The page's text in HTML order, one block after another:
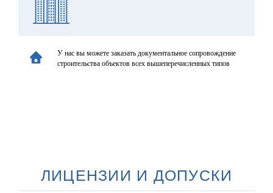
У нас вы можете заказать документальное сопровождение
строительства объектов всех вышеперечисленных типов
ЛИЦЕНЗИИ И ДОПУСКИ